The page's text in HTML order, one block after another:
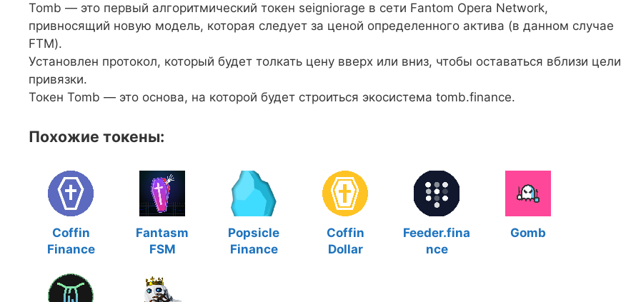
Tomb — это первый алгоритмический токен seigniorage в сети Fantom Opera Network,
привносящий новую модель, которая следует за ценой определенного актива (в данном случае
FTM).
Установлен протокол, который будет толкать цену вверх или вниз, чтобы оставаться вблизи цели
привязки.
Токен Tomb — это основа, на которой будет строиться экосистема tomb.finance.
Похожие токены:
Coffin
Finance
Fantasm
FSM
Popsicle
Finance
Coffin
Dollar
Feeder.fina
nce
Gomb